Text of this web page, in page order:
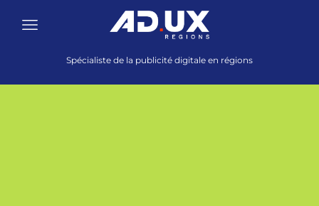
Spécialiste de la publicité digitale en régions